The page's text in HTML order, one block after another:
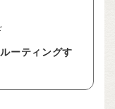
ーティングす